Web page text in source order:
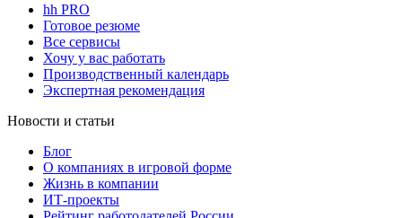
hh PRO
Готовое резюме
Все сервисы
Хочу у вас работать
Производственный календарь
Экспертная рекомендация
Новости и статьи
Блог
О компаниях в игровой форме
Жизнь в компании
ИТ-проекты